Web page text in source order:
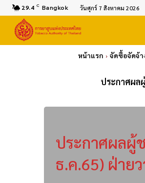
29.4 C Bangkok วันศุกร์ 7 สิงหาคม 2026
หน้าแรก จัดซื้อจัดจ้า
ประกาศผล
ประกาศผลผู้
ธ.ค.65) ฝ่าย